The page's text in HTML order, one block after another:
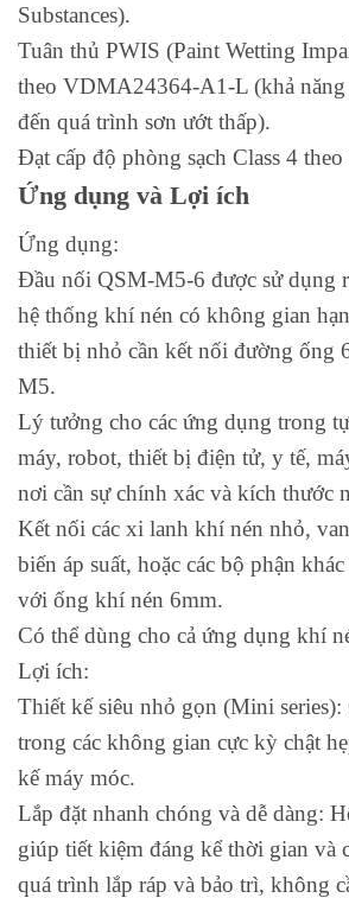
Substances).
Tuân thủ PWIS (Paint Wetting
theo VDMA24364-A1-L (khả năng
đến quá trình sơn ướt thấp).
Đạt cấp độ phòng sạch Class 4
Ứng dụng và Lợi ích
Ứng dụng:
Đầu nối QSM-M5-6 được sử dụng
hệ thống khí nén có không gian
thiết bị nhỏ cần kết nối đường ống
M5.
Lý tưởng cho các ứng dụng trong
máy, robot, thiết bị điện tử, y tế,
nơi cần sự chính xác và kích thước
Kết nối các xi lanh khí nén nhỏ,
biến áp suất, hoặc các bộ phận
với ống khí nén 6mm.
Có thể dùng cho cả ứng dụng khí
Lợi ích:
Thiết kế siêu nhỏ gọn (Mini series):
trong các không gian cực kỳ chật
kế máy móc.
Lắp đặt nhanh chóng và dễ dàng:
giúp tiết kiệm đáng kể thời gian và
quá trình lắp ráp và bảo trì, không